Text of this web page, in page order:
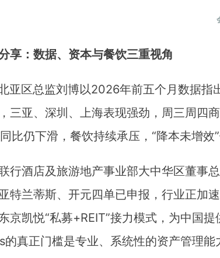
享：数据、资本与餐饮三重视角
亚区总监刘博以2026年前五个月数据指
三亚、深圳、上海表现强劲，周三周四
比仍下滑，餐饮持续承压，“降本未增效”
行酒店及旅游地产事业部大中华区董事
特兰蒂斯、开元四单已申报，行业正加
京凯悦“私募+REIT”接力模式，为中国
的真正门槛是专业、系统性的资产管理能